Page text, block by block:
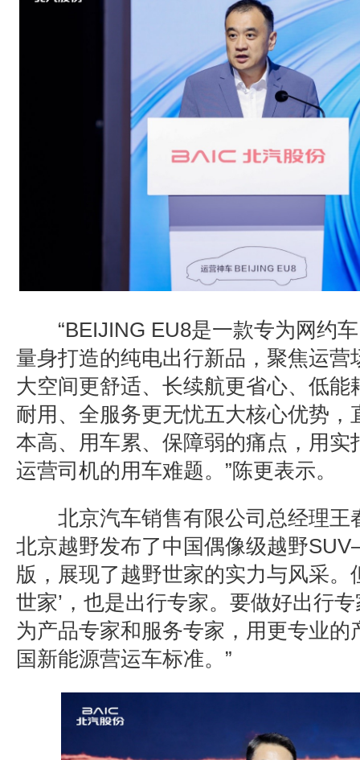
“BEIJING EU8是一款专为网约
量身打造的纯电出行新品，聚焦运营
大空间更舒适、长续航更省心、低能
耐用、全服务更无忧五大核心优势，
本高、用车累、保障弱的痛点，用实
运营司机的用车难题。 ”陈更表示。
北京汽车销售有限公司总经理王
北京越野发布了中国偶像级越野
版，展现了越野世家的实力与风采。
世家’ ，也是出行专家。要做好出行
为产品专家和服务专家，用更专业的
国新能源营运车标准。 ”